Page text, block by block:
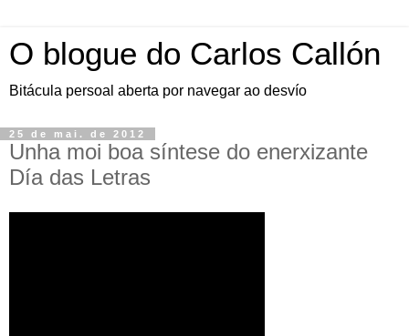
O blogue do Carlos Callón
Bitácula persoal aberta por navegar ao desvío
25 de mai. de 2012
Unha moi boa síntese do enerxizante
Día das Letras